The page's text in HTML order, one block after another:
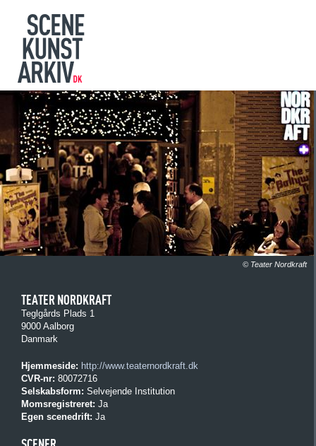
© Teater Nordkraft
TEATER NORDKRAFT
Teglgårds Plads 1
9000 Aalborg
Danmark
Hjemmeside: http://www.teaternordkraft.dk
CVR-nr: 80072716
Selskabsform: Selvejende Institution
Momsregistreret: Ja
Egen scenedrift: Ja